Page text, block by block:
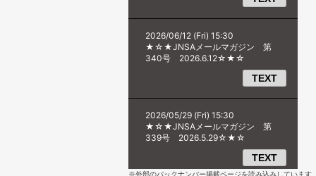
※外部のバックナンバー掲載ページを読み込みしています